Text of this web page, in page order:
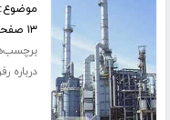
۱۳ صفحه
درباره